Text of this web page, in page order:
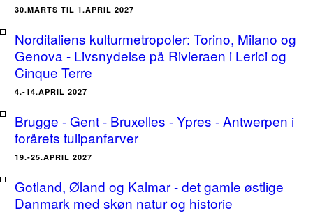
30.MARTS TIL 1.APRIL 2027
Norditaliens kulturmetropoler: Torino, Milano og
Genova - Livsnydelse på Rivieraen i Lerici og
Cinque Terre
4.-14.APRIL 2027
Brugge - Gent - Bruxelles - Ypres - Antwerpen i
forårets tulipanfarver
19.-25.APRIL 2027
Gotland, Øland og Kalmar - det gamle østlige
Danmark med skøn natur og historie